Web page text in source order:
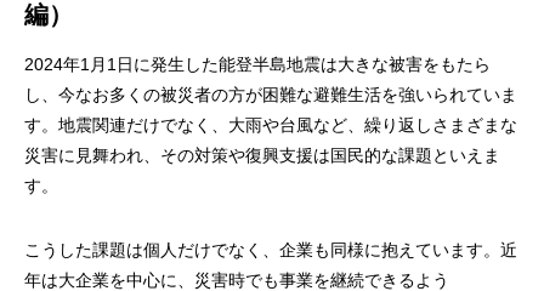
編）
2024年1月1日に発生した能登半島地震は大きな被害をもたら
し、今なお多くの被災者の方が困難な避難生活を強いられていま
す。地震関連だけでなく、大雨や台風など、繰り返しさまざまな
災害に見舞われ、その対策や復興支援は国民的な課題といえま
す。
こうした課題は個人だけでなく、企業も同様に抱えています。近
年は大企業を中心に、災害時でも事業を継続できるよう